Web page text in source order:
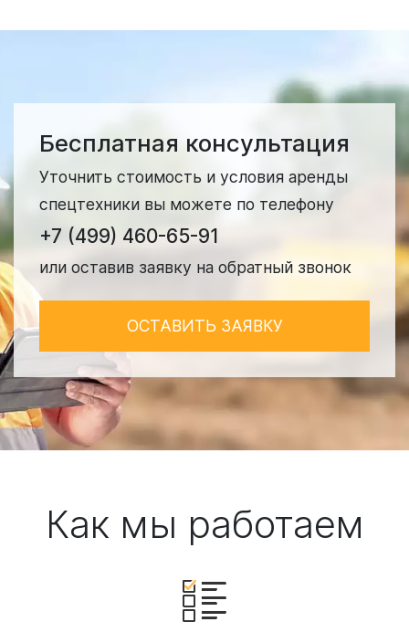
Бесплатная консультация
Уточнить стоимость и условия аренды
спецтехники вы можете по телефону
+7 (499) 460-65-91
или оставив заявку на обратный звонок
ОСТАВИТЬ ЗАЯВКУ
Как мы работаем